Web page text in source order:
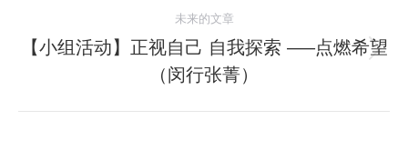
章：
未来的文章
未
来
的
【小组活动】正视自己 自我探索 —–点燃希望
（闵行张菁）